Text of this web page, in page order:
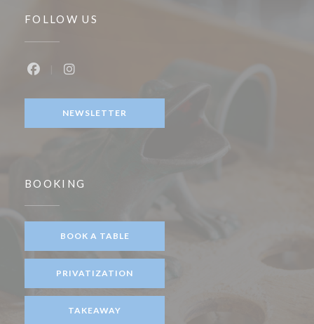
FOLLOW US
NEWSLETTER
BOOKING
BOOK A TABLE
PRIVATIZATION
TAKEAWAY